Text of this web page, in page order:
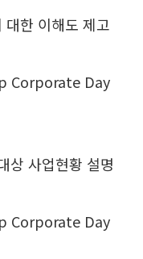
한 이해도 제고
Corporate Day
상 사업현황 설명
Corporate Day